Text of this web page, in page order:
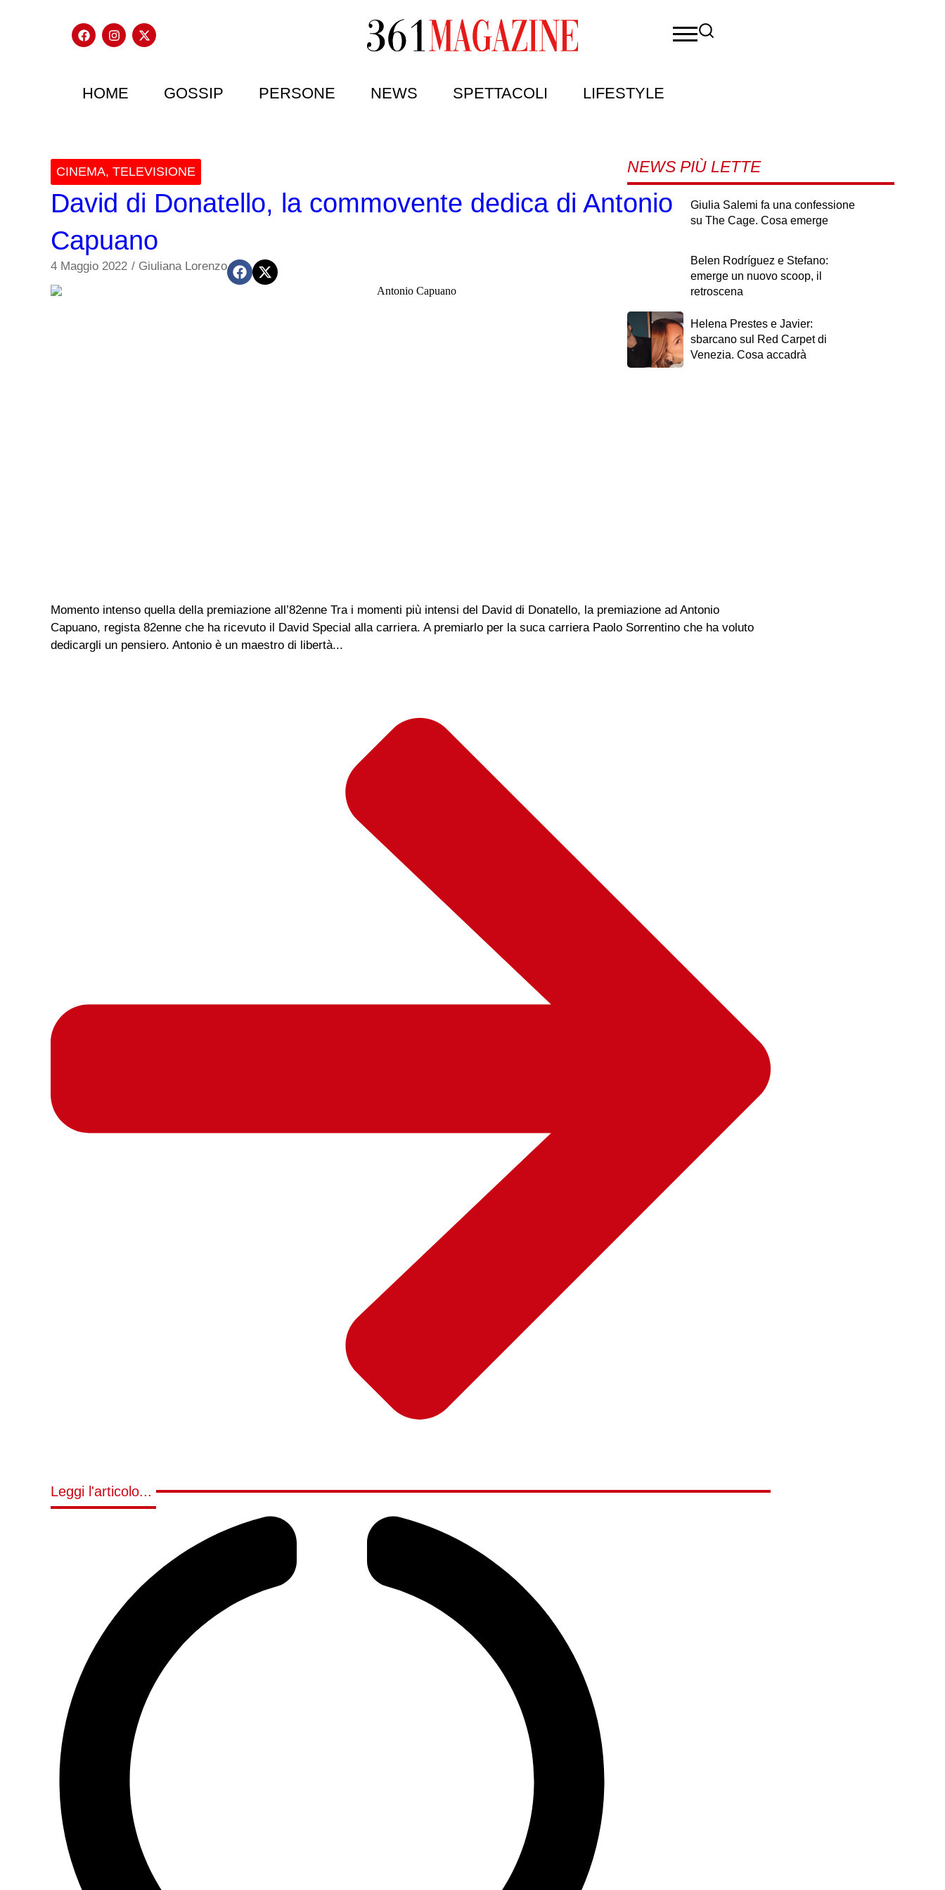
HOME GOSSIP PERSONE NEWS SPETTACOLI LIFESTYLE
CINEMA, TELEVISIONE
David di Donatello, la commovente dedica di Antonio
Capuano
4 Maggio 2022 / Giuliana Lorenzo
Momento intenso quella della premiazione all’82enne Tra i momenti più intensi del David di Donatello, la premiazione ad Antonio
Capuano, regista 82enne che ha ricevuto il David Special alla carriera. A premiarlo per la suca carriera Paolo Sorrentino che ha voluto
dedicargli un pensiero. Antonio è un maestro di libertà...
Leggi l'articolo...
NEWS PIÙ LETTE
Giulia Salemi fa una confessione
su The Cage. Cosa emerge
Belen Rodríguez e Stefano:
emerge un nuovo scoop, il
retroscena
Helena Prestes e Javier:
sbarcano sul Red Carpet di
Venezia. Cosa accadrà